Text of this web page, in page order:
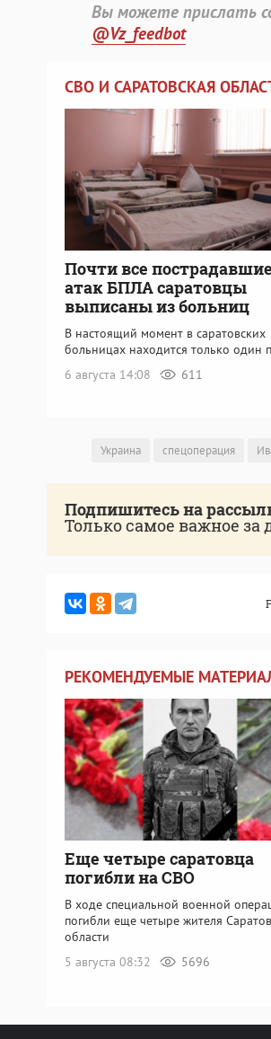
Вы можете прислать
@Vz_feedbot
СВО И САРАТОВСКАЯ
Почти все
атак БПЛА саратовцы
выписаны из больниц
В настоящий момент в саратовских
больницах находится только один
6 августа 14:08
611
Украина спецоперация
Подпишитесь на
Только самое важное за
РЕКОМЕНДУЕМЫЕ
Еще четыре саратовца
погибли на СВО
В ходе специальной военной
погибли еще четыре жителя
области
5 августа 08:32
5696